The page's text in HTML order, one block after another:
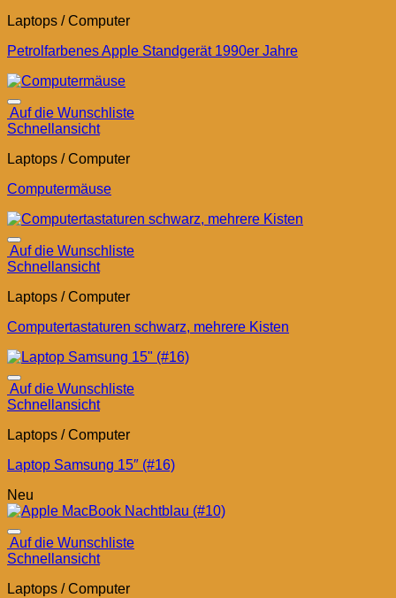
Laptops / Computer
Petrolfarbenes Apple Standgerät 1990er Jahre
Auf die Wunschliste
Schnellansicht
Laptops / Computer
Computermäuse
Auf die Wunschliste
Schnellansicht
Laptops / Computer
Computertastaturen schwarz, mehrere Kisten
Auf die Wunschliste
Schnellansicht
Laptops / Computer
Laptop Samsung 15″ (#16)
Neu
Auf die Wunschliste
Schnellansicht
Laptops / Computer